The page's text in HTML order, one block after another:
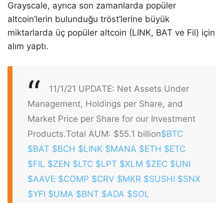
Grayscale, ayrıca son zamanlarda popüler
altcoin’lerin bulunduğu tröst’lerine büyük
miktarlarda üç popüler altcoin (LINK, BAT ve Fil) için
alım yaptı.
11/1/21 UPDATE: Net Assets Under
Management, Holdings per Share, and
Market Price per Share for our Investment
Products.Total AUM: $55.1 billion$BTC
$BAT $BCH $LINK $MANA $ETH $ETC
$FIL $ZEN $LTC $LPT $XLM $ZEC $UNI
$AAVE $COMP $CRV $MKR $SUSHI $SNX
$YFI $UMA $BNT $ADA $SOL